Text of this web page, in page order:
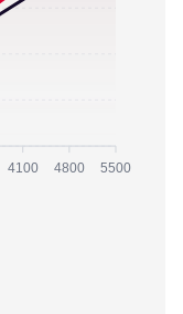
4100 4800 5500